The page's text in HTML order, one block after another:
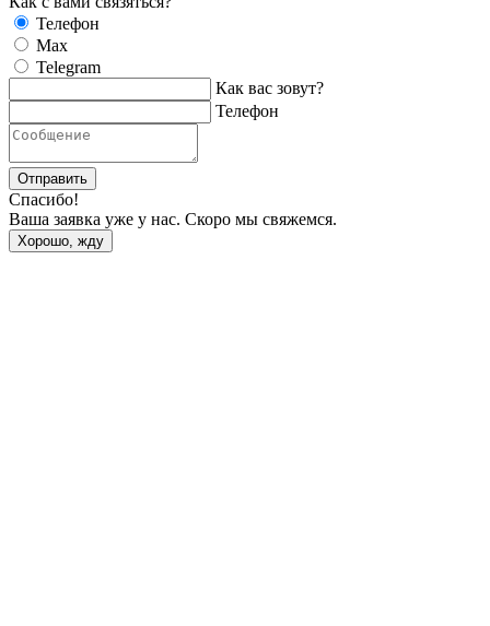
Телефон
Max
Telegram
Как вас зовут?
Телефон
Отправить
Спасибо!
Ваша заявка уже у нас. Скоро мы свяжемся.
Хорошо, жду